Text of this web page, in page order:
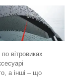
вітровиках
а інші – що